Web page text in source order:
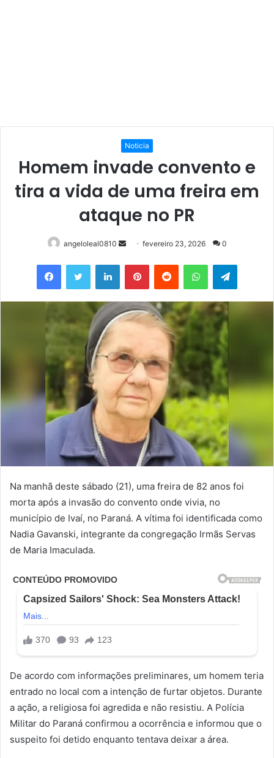
Noticia
Homem invade convento e
tira a vida de uma freira em
ataque no PR
angeloleal0810
Mande
mail
fevereiro 23, 2026 0
FacebookTwitter LinkedinPinterestReddit WhatsAppTelegram
Na manhã deste sábado (21), uma freira de 82 anos foi
morta após a invasão do convento onde vivia, no
município de Ivaí, no Paraná. A vítima foi identificada como
Nadia Gavanski, integrante da congregação Irmãs Servas
de Maria Imaculada.
De acordo com informações preliminares, um homem teria
entrado no local com a intenção de furtar objetos. Durante
a ação, a religiosa foi agredida e não resistiu. A Polícia
Militar do Paraná confirmou a ocorrência e informou que o
suspeito foi detido enquanto tentava deixar a área.